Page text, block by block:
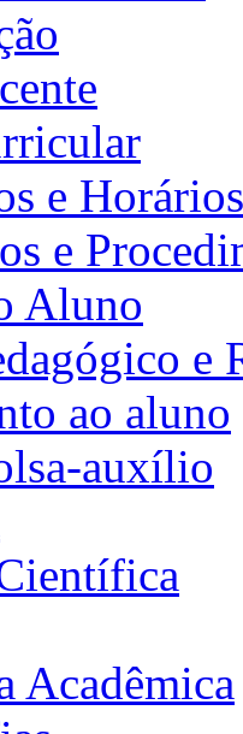
e Horários
e
Aluno
e
ao aluno
auxílio
Acadêmica